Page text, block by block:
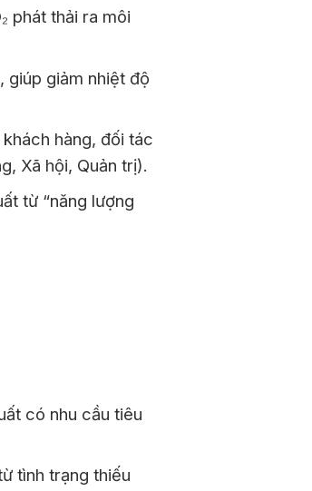
phát thải ra môi
giúp giảm nhiệt độ
hàng, đối tác
Xã hội, Quản trị).
từ “năng lượng
có nhu cầu tiêu
tình trạng thiếu